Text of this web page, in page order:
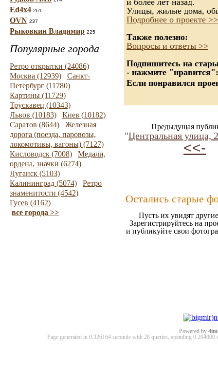
Ed4x4 261
OVN 237
Рыковкин Владимир 225
Популярные города
Ретро открытки (24086)
Москва (12939)
Санкт-
Петербург (11780)
Картины (11729)
Трускавец (10343)
Львов (10183)
Киев (10182)
Саратов (8644)
Железная
дорога (поезда, паровозы,
локомотивы, вагоны) (7127)
Кисловодск (7008)
Медали,
ордена, значки (6274)
Луганск (5103)
Калининград (5074)
Ретро
знаменитости (4542)
Гусев (4162)
все города >>
и более лет назад.
Улицы, жилые дома,
Подробнее о проекте >>
Также полезно:
Вопросы и ответы >>
Подпишитесь на
- нажмите "нравится":
Если понравился
Предыдущая
"Центральная улица,
<<-
Остались старые
Пусть их увидят
Зарегистрируйтесь на
и публикуйте свои
Powered by
Page generated in 0.326164 seconds with 28 queries, spending